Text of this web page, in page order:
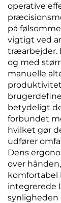
operative
på
vigtigt ved
træarbejder.
og med
manuelle
betydeligt
forbundet
hvilket gør
udfører
Dens
over
komfortabel
integrerede